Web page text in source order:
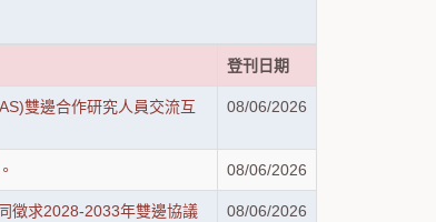
登刊日期
雙邊合作研究人員交流互
08/06/2026
08/06/2026
徵求2028-2033年雙邊協議
08/06/2026